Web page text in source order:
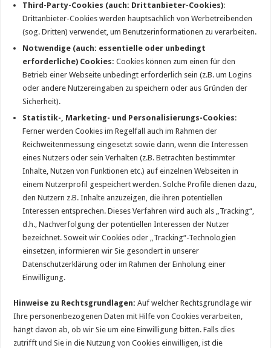
Third-Party-Cookies (auch: Drittanbieter-Cookies):
Drittanbieter-Cookies werden hauptsächlich von Werbetreibenden
(sog. Dritten) verwendet, um Benutzerinformationen zu verarbeiten.
Notwendige (auch: essentielle oder unbedingt
erforderliche) Cookies: Cookies können zum einen für den
Betrieb einer Webseite unbedingt erforderlich sein (z.B. um Logins
oder andere Nutzereingaben zu speichern oder aus Gründen der
Sicherheit).
Statistik-, Marketing- und Personalisierungs-Cookies:
Ferner werden Cookies im Regelfall auch im Rahmen der
Reichweitenmessung eingesetzt sowie dann, wenn die Interessen
eines Nutzers oder sein Verhalten (z.B. Betrachten bestimmter
Inhalte, Nutzen von Funktionen etc.) auf einzelnen Webseiten in
einem Nutzerprofil gespeichert werden. Solche Profile dienen dazu,
den Nutzern z.B. Inhalte anzuzeigen, die ihren potentiellen
Interessen entsprechen. Dieses Verfahren wird auch als „Tracking“,
d.h., Nachverfolgung der potentiellen Interessen der Nutzer
bezeichnet. Soweit wir Cookies oder „Tracking“-Technologien
einsetzen, informieren wir Sie gesondert in unserer
Datenschutzerklärung oder im Rahmen der Einholung einer
Einwilligung.
Hinweise zu Rechtsgrundlagen: Auf welcher Rechtsgrundlage wir
Ihre personenbezogenen Daten mit Hilfe von Cookies verarbeiten,
hängt davon ab, ob wir Sie um eine Einwilligung bitten. Falls dies
zutrifft und Sie in die Nutzung von Cookies einwilligen, ist die